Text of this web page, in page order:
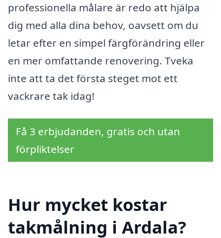
professionella målare är redo att hjälpa
dig med alla dina behov, oavsett om du
letar efter en simpel färgförändring eller
en mer omfattande renovering. Tveka
inte att ta det första steget mot ett
vackrare tak idag!
Få 3 erbjudanden, gratis och utan
förpliktelser
Hur mycket kostar
takmålning i Ardala?